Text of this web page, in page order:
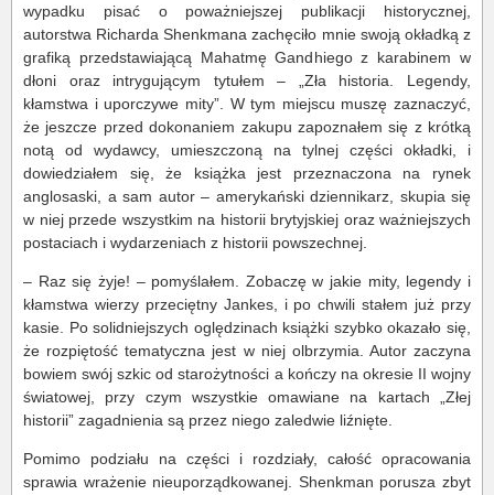
wypadku pisać o poważniejszej publikacji historycznej,
autorstwa Richarda Shenkmana zachęciło mnie swoją okładką z
grafiką przedstawiającą Mahatmę Gandhiego z karabinem w
dłoni oraz intrygującym tytułem – „Zła historia. Legendy,
kłamstwa i uporczywe mity”. W tym miejscu muszę zaznaczyć,
że jeszcze przed dokonaniem zakupu zapoznałem się z krótką
notą od wydawcy, umieszczoną na tylnej części okładki, i
dowiedziałem się, że książka jest przeznaczona na rynek
anglosaski, a sam autor – amerykański dziennikarz, skupia się
w niej przede wszystkim na historii brytyjskiej oraz ważniejszych
postaciach i wydarzeniach z historii powszechnej.
– Raz się żyje! – pomyślałem. Zobaczę w jakie mity, legendy i
kłamstwa wierzy przeciętny Jankes, i po chwili stałem już przy
kasie. Po solidniejszych oględzinach książki szybko okazało się,
że rozpiętość tematyczna jest w niej olbrzymia. Autor zaczyna
bowiem swój szkic od starożytności a kończy na okresie II wojny
światowej, przy czym wszystkie omawiane na kartach „Złej
historii” zagadnienia są przez niego zaledwie liźnięte.
Pomimo podziału na części i rozdziały, całość opracowania
sprawia wrażenie nieuporządkowanej. Shenkman porusza zbyt